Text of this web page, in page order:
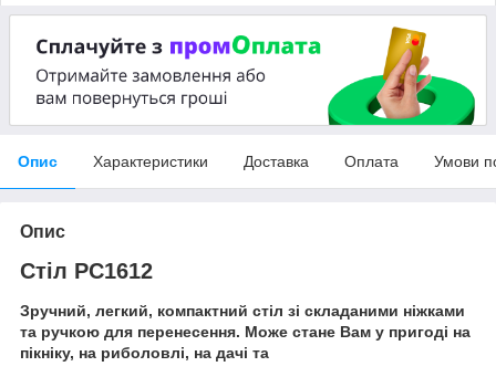
Опис Характеристики Доставка Оплата Умови
Опис
Стіл PC1612
Зручний, легкий, компактний стіл зі складаними ніжками
та ручкою для перенесення. Може стане Вам у пригоді на
пікніку, на риболовлі, на дачі та